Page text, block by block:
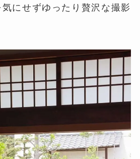
にせずゆったり贅沢な撮影